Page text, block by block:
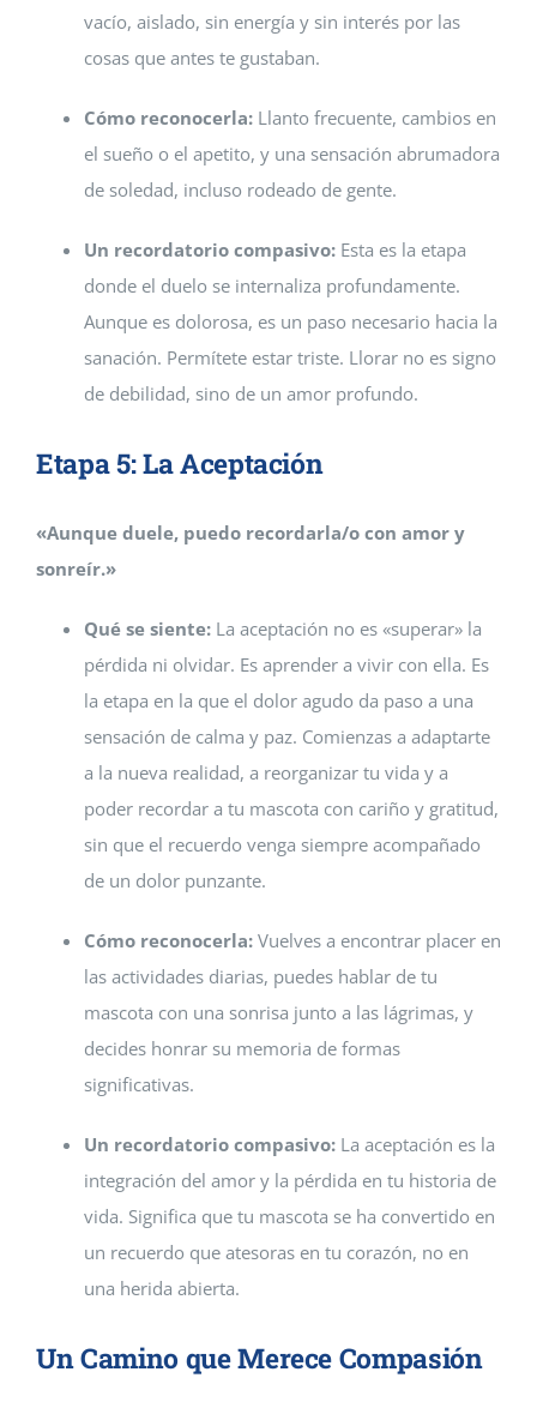
vacío, aislado, sin energía y sin interés por las
cosas que antes te gustaban.
Cómo reconocerla: Llanto frecuente, cambios en
el sueño o el apetito, y una sensación abrumadora
de soledad, incluso rodeado de gente.
Un recordatorio compasivo: Esta es la etapa
donde el duelo se internaliza profundamente.
Aunque es dolorosa, es un paso necesario hacia la
sanación. Permítete estar triste. Llorar no es signo
de debilidad, sino de un amor profundo.
Etapa 5: La Aceptación
«Aunque duele, puedo recordarla/o con amor y
sonreír.»
Qué se siente: La aceptación no es «superar» la
pérdida ni olvidar. Es aprender a vivir con ella. Es
la etapa en la que el dolor agudo da paso a una
sensación de calma y paz. Comienzas a adaptarte
a la nueva realidad, a reorganizar tu vida y a
poder recordar a tu mascota con cariño y gratitud,
sin que el recuerdo venga siempre acompañado
de un dolor punzante.
Cómo reconocerla: Vuelves a encontrar placer en
las actividades diarias, puedes hablar de tu
mascota con una sonrisa junto a las lágrimas, y
decides honrar su memoria de formas
significativas.
Un recordatorio compasivo: La aceptación es la
integración del amor y la pérdida en tu historia de
vida. Significa que tu mascota se ha convertido en
un recuerdo que atesoras en tu corazón, no en
una herida abierta.
Un Camino que Merece Compasión